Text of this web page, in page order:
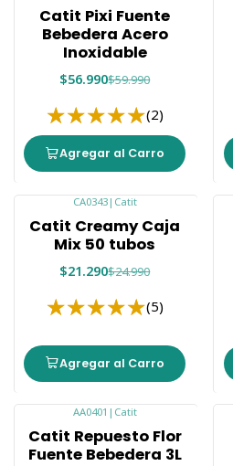
Catit Pixi Fuente
Bebedera Acero
Inoxidable
$56.990$59.990
(2)
Agregar al Carro
CA0343| Catit
Catit Creamy Caja
Mix 50 tubos
$21.290$24.990
(5)
Agregar al Carro
AA0401 | Catit
Catit Repuesto Flor
Fuente Bebedera 3L